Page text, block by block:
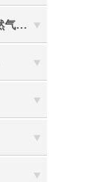
液化气充装电子秤（防爆天然气灌装称）